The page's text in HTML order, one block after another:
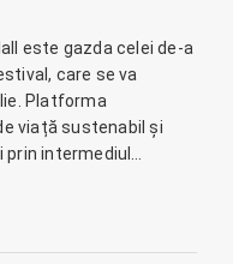
este gazda celei de-a
care se va
Platforma
viață sustenabil și
intermediul…